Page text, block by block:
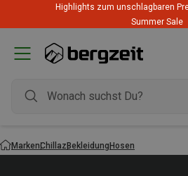
Highlights zum unschlagbaren
Summer Sale
MarkenChillazBekleidungHosen